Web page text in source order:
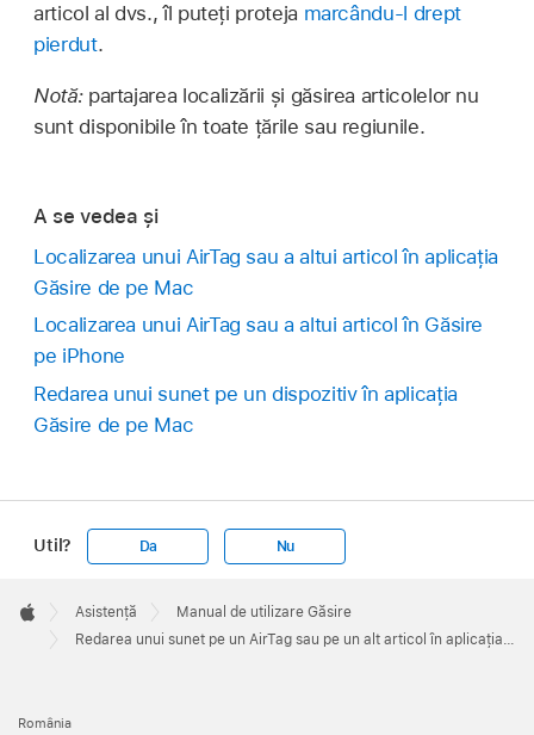
articol al dvs., îl puteți proteja marcându‑l drept
pierdut.
Notă: partajarea localizării și găsirea articolelor nu
sunt disponibile în toate țările sau regiunile.
A se vedea și
Localizarea unui AirTag sau a altui articol în aplicația
Găsire de pe Mac
Localizarea unui AirTag sau a altui articol în Găsire
pe iPhone
Redarea unui sunet pe un dispozitiv în aplicația
Găsire de pe Mac
Util? Da Nu
Footer

Apple
Asistență
Manual de utilizare Găsire
Redarea unui sunet pe un AirTag sau pe un alt articol în aplicația Găsire de pe Mac
România